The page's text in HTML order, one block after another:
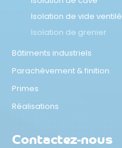
Isolation de vide ventilé
Isolation de grenier
Bâtiments industriels
Parachèvement & finition
Primes
Réalisations
Contactez-nous